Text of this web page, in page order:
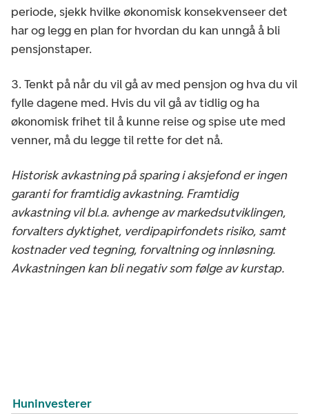
periode, sjekk hvilke økonomisk konsekvenseer det
har og legg en plan for hvordan du kan unngå å bli
pensjonstaper.
3. Tenkt på når du vil gå av med pensjon og hva du vil
fylle dagene med. Hvis du vil gå av tidlig og ha
økonomisk frihet til å kunne reise og spise ute med
venner, må du legge til rette for det nå.
Historisk avkastning på sparing i aksjefond er ingen
garanti for framtidig avkastning. Framtidig
avkastning vil bl.a. avhenge av markedsutviklingen,
forvalters dyktighet, verdipapirfondets risiko, samt
kostnader ved tegning, forvaltning og innløsning.
Avkastningen kan bli negativ som følge av kurstap.
Huninvesterer